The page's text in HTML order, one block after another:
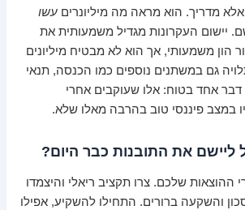
מדריך. הוא מראה מה מיליונריםעשו
יישום העקרונות מגדיל משמעותית את
הון משמעותי, אך הוא לא מבטיח מיליונים
גם במשתנים נוספים כמו הכנסה, תנאי
אחד בטוח: אלו שעוקבים אחרי
במצב פיננסי טוב בהרבה מאלו שלא.
ליישם את התובנות כבר היום?
ההוצאות שלכם. צרו תקציב ריאלי והיצמדו
והשקעה ברורים. התחילו להשקיע, אפילו